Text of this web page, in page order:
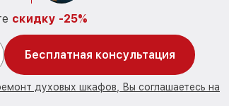
скидку -25%
Бесплатная консультация
духовых шкафов, Вы соглашаетесь на